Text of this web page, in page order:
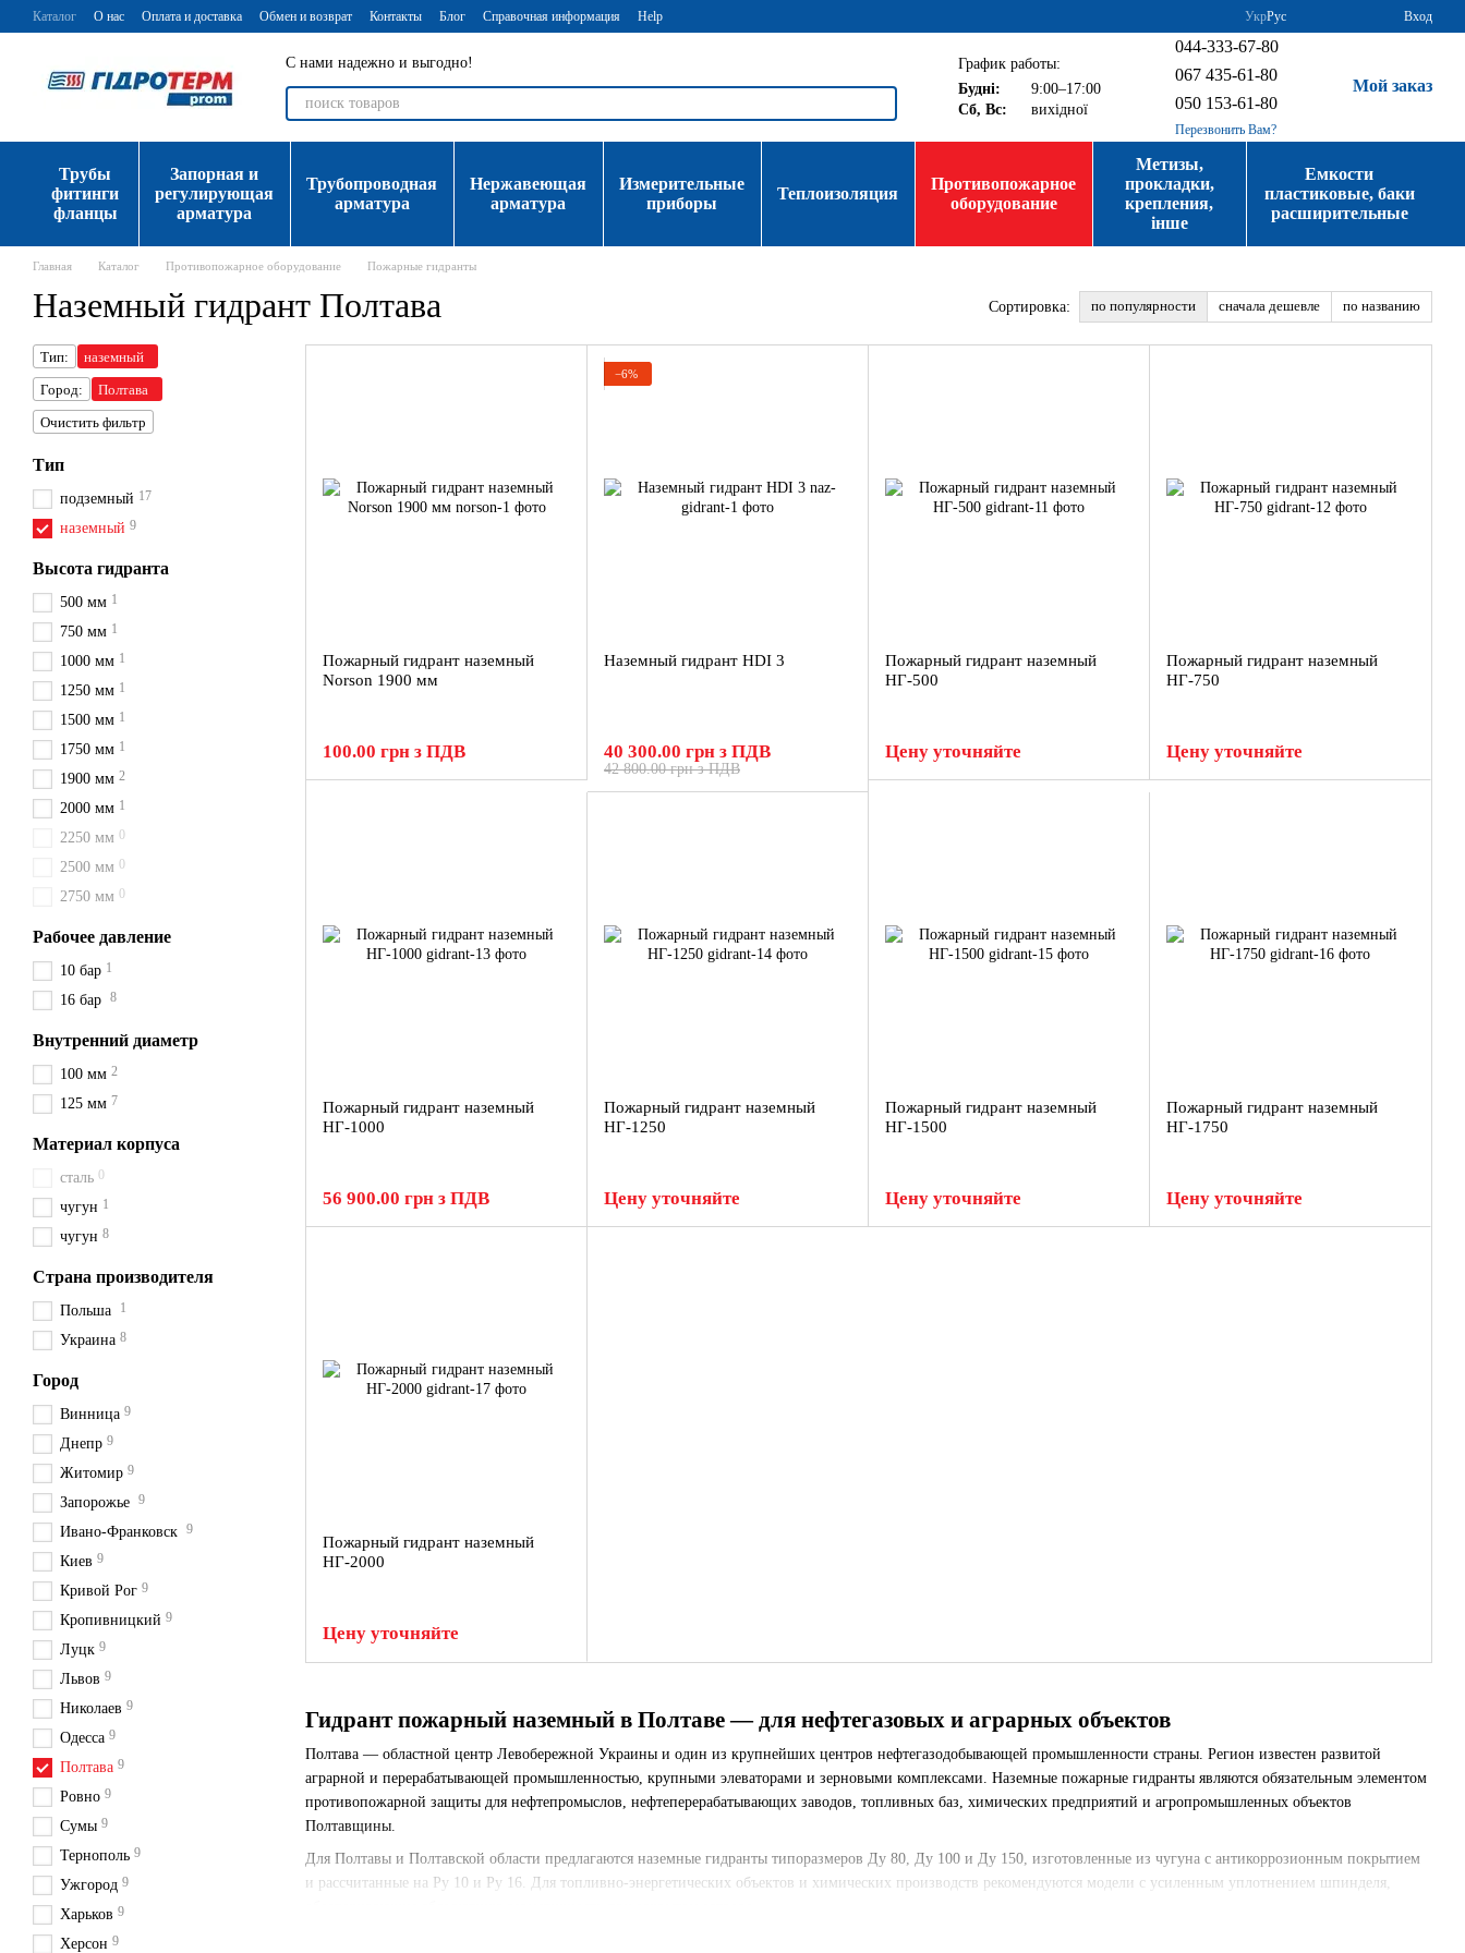
Перейти к основному контенту
Каталог О нас Оплата и доставка Обмен и возврат Контакты Блог Справочная информация Help УкрРус Вход
С нами надежно и выгодно!
График работы:
Будні:
9:00–17:00
Сб, Вс:
вихідної
044-333-67-80
067 435-61-80
050 153-61-80
Перезвонить Вам?
Мой заказ
Трубы
фитинги
фланцы
Запорная и
регулирующая
арматура
Трубопроводная
арматура
Нержавеющая
арматура
Измерительные
приборы
Теплоизоляция
Противопожарное
оборудование
Метизы,
прокладки,
крепления,
інше
Емкости
пластиковые, баки
расширительные
Главная Каталог Противопожарное оборудование Пожарные гидранты
Наземный гидрант Полтава Сортировка: по популярности сначала дешевле по названию
Гидрант пожарный наземный в Полтаве — для нефтегазовых и аграрных объектов
Полтава — областной центр Левобережной Украины и один из крупнейших центров нефтегазодобывающей промышленности страны. Регион известен развитой
аграрной и перерабатывающей промышленностью, крупными элеваторами и зерновыми комплексами. Наземные пожарные гидранты являются обязательным элементом
противопожарной защиты для нефтепромыслов, нефтеперерабатывающих заводов, топливных баз, химических предприятий и агропромышленных объектов
Полтавщины.
Для Полтавы и Полтавской области предлагаются наземные гидранты типоразмеров Ду 80, Ду 100 и Ду 150, изготовленные из чугуна с антикоррозионным покрытием
и рассчитанные на Ру 10 и Ру 16. Для топливно-энергетических объектов и химических производств рекомендуются модели с усиленным уплотнением шпинделя,
Пожарный гидрант наземный
Norson 1900 мм
100.00 грн з ПДВ
−6%
Наземный гидрант HDI 3
42 800.00 грн з ПДВ
40 300.00 грн з ПДВ
Пожарный гидрант наземный
НГ-500
Цену уточняйте
Пожарный гидрант наземный
НГ-750
Цену уточняйте
Пожарный гидрант наземный
НГ-1000
56 900.00 грн з ПДВ
Пожарный гидрант наземный
НГ-1250
Цену уточняйте
Пожарный гидрант наземный
НГ-1500
Цену уточняйте
Пожарный гидрант наземный
НГ-1750
Цену уточняйте
Пожарный гидрант наземный
НГ-2000
Цену уточняйте
Тип:
наземный
Город:
Полтава
Очистить фильтр
Тип
подземный 17
наземный 9
Высота гидранта
500 мм 1
750 мм 1
1000 мм 1
1250 мм 1
1500 мм 1
1750 мм 1
1900 мм 2
2000 мм 1
2250 мм 0
2500 мм 0
2750 мм 0
Рабочее давление
10 бар 1
16 бар 8
Внутренний диаметр
100 мм 2
125 мм 7
Материал корпуса
сталь 0
чугун 1
чугун 8
Страна производителя
Польша 1
Украина 8
Город
Винница 9
Днепр 9
Житомир 9
Запорожье 9
Ивано-Франковск 9
Киев 9
Кривой Рог 9
Кропивницкий 9
Луцк 9
Львов 9
Николаев 9
Одесса 9
Полтава 9
Ровно 9
Сумы 9
Тернополь 9
Ужгород 9
Харьков 9
Херсон 9